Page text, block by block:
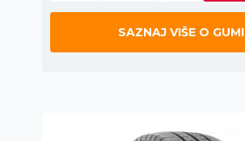
SAZNAJ VIŠE O GUMI